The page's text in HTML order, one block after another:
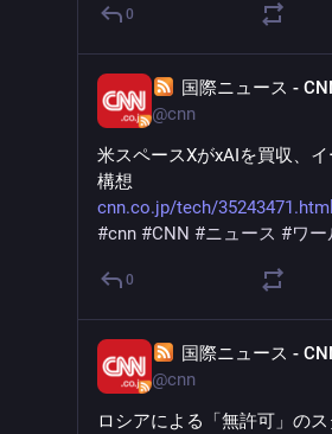
0
国際ニュース -
@cnn
米スペースXがxAIを買収、
構想
cnn.co.jp/tech/
#cnn #CNN #ニュース #ワー
0
国際ニュース -
@cnn
ロシアによる「無許可」の